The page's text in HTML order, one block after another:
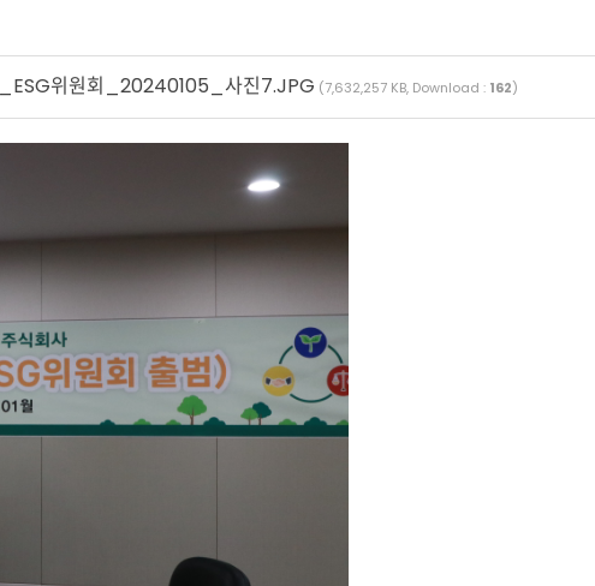
위원회_20240105_사진7.JPG (7,632,257 KB, Download : 162)